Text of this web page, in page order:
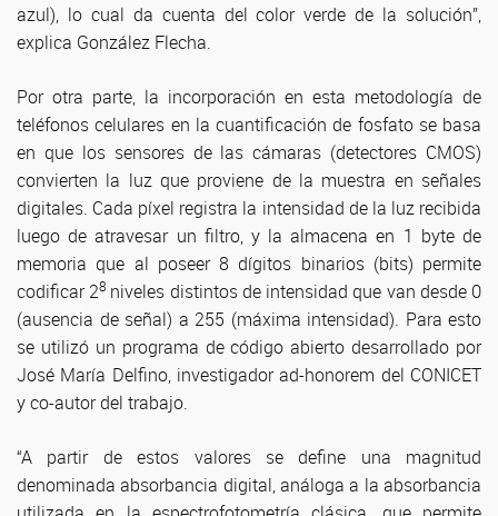
azul), lo cual da cuenta del color verde de la solución”,
explica González Flecha.
Por otra parte, la incorporación en esta metodología de
teléfonos celulares en la cuantificación de fosfato se basa
en que los sensores de las cámaras (detectores CMOS)
convierten la luz que proviene de la muestra en señales
digitales. Cada píxel registra la intensidad de la luz recibida
luego de atravesar un filtro, y la almacena en 1 byte de
memoria que al poseer 8 dígitos binarios (bits) permite
codificar 28 niveles distintos de intensidad que van desde 0
(ausencia de señal) a 255 (máxima intensidad). Para esto
se utilizó un programa de código abierto desarrollado por
José María Delfino, investigador ad-honorem del CONICET
y co-autor del trabajo.
“A partir de estos valores se define una magnitud
denominada absorbancia digital, análoga a la absorbancia